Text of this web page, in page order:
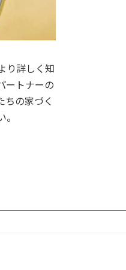
り詳しく知
ートナーの
の家づく